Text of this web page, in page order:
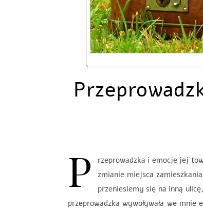
P
rzeprowadzka i emocje jej
zmianie miejsca
przeniesiemy się na inną
przeprowadzka wywoływała we